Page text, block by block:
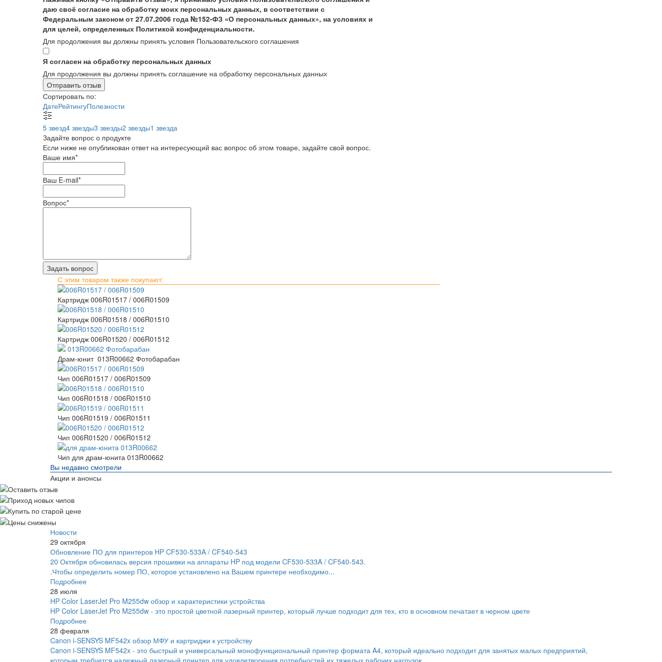
даю своё согласие на обработку моих персональных данных, в соответствии с
Федеральным законом от 27.07.2006 года №152-ФЗ «О персональных данных», на условиях и
для целей, определенных Политикой конфиденциальности.
Для продолжения вы должны принять условия Пользовательского соглашения
Я согласен на обработку персональных данных
Для продолжения вы должны принять соглашение на обработку персональных данных
Отправить отзыв
Сортировать по:
ДатеРейтингуПолезности
5 звезд4 звезды3 звезды2 звезды1 звезда
Задайте вопрос о продукте
Если ниже не опубликован ответ на интересующий вас вопрос об этом товаре, задайте свой вопрос.
Ваше имя*
Ваш E-mail*
Вопрос*
С этим товаром также покупают:
Картридж 006R01517 / 006R01509
Картридж 006R01518 / 006R01510
Картридж 006R01520 / 006R01512
Драм-юнит 013R00662 Фотобарабан
Чип 006R01517 / 006R01509
Чип 006R01518 / 006R01510
Чип 006R01519 / 006R01511
Чип 006R01520 / 006R01512
Чип для драм-юнита 013R00662
Вы недавно смотрели
Акции и анонсы
Новости
29 октября
Обновление ПО для принтеров HP CF530-533A / CF540-543
20 Октября обновилась версия прошивки на аппараты HP под модели CF530-533A / CF540-543.
.Чтобы определить номер ПО, которое установлено на Вашем принтере необходимо...
Подробнее
28 июля
HP Color LaserJet Pro M255dw обзор и характеристики устройства
HP Color LaserJet Pro M255dw - это простой цветной лазерный принтер, который лучше подходит для тех, кто в основном печатает в черном цвете
Подробнее
28 февраля
Canon i-SENSYS MF542x обзор МФУ и картриджи к устройству
Canon i-SENSYS MF542x - это быстрый и универсальный монофункциональный принтер формата A4, который идеально подходит для занятых малых предприятий,
которым требуется надежный лазерный принтер для удовлетворения потребностей их тяжелых рабочих нагрузок.